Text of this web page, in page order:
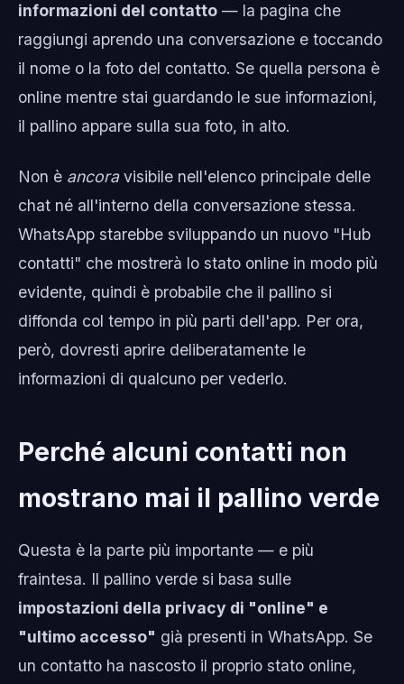
informazioni del contatto — la pagina che
raggiungi aprendo una conversazione e toccando
il nome o la foto del contatto. Se quella persona è
online mentre stai guardando le sue informazioni,
il pallino appare sulla sua foto, in alto.
Non è ancoravisibile nell'elenco principale delle
chat né all'interno della conversazione stessa.
WhatsApp starebbe sviluppando un nuovo "Hub
contatti" che mostrerà lo stato online in modo più
evidente, quindi è probabile che il pallino si
diffonda col tempo in più parti dell'app. Per ora,
però, dovresti aprire deliberatamente le
informazioni di qualcuno per vederlo.
Perché alcuni contatti non
mostrano mai il pallino verde
Questa è la parte più importante — e più
fraintesa. Il pallino verde si basa sulle
impostazioni della privacy di "online" e
"ultimo accesso" già presenti in WhatsApp. Se
un contatto ha nascosto il proprio stato online,